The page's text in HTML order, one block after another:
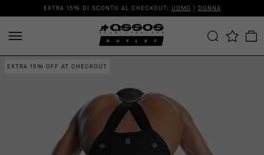
EXTRA 15% DI SCONTO AL CHECKOUT: UOMO | DONNA
EXTRA 15% OFF AT CHECKOUT